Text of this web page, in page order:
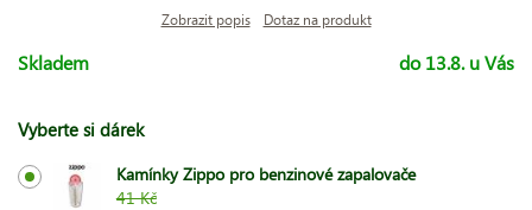
Zobrazit popis Dotaz na produkt
Skladem do 13.8. u Vás
Vyberte si dárek
Kamínky Zippo pro benzinové zapalovače
41 Kč